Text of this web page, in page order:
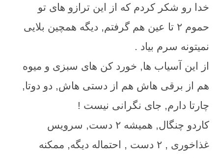
خدا رو شکر کردم که از این ترازو های تو
حموم ۲ تا عین هم گرفتم, دیگه همچین بلایی
نمیتونه سرم بیاد .
از این آسیاب ها, خورد کن های سبزی و میوه
هم از برقی هاش هم از دستی هاش, دو دوتا,
چارتا دارم, جای نگرانی نیست !
کاردو چنگال, همیشه ۲ دست, سرویس
غذاخوری , ۲ دست , احتماله دیگه, ممکنه